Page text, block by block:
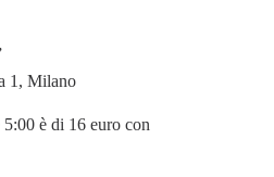
1, Milano
è di 16 euro con